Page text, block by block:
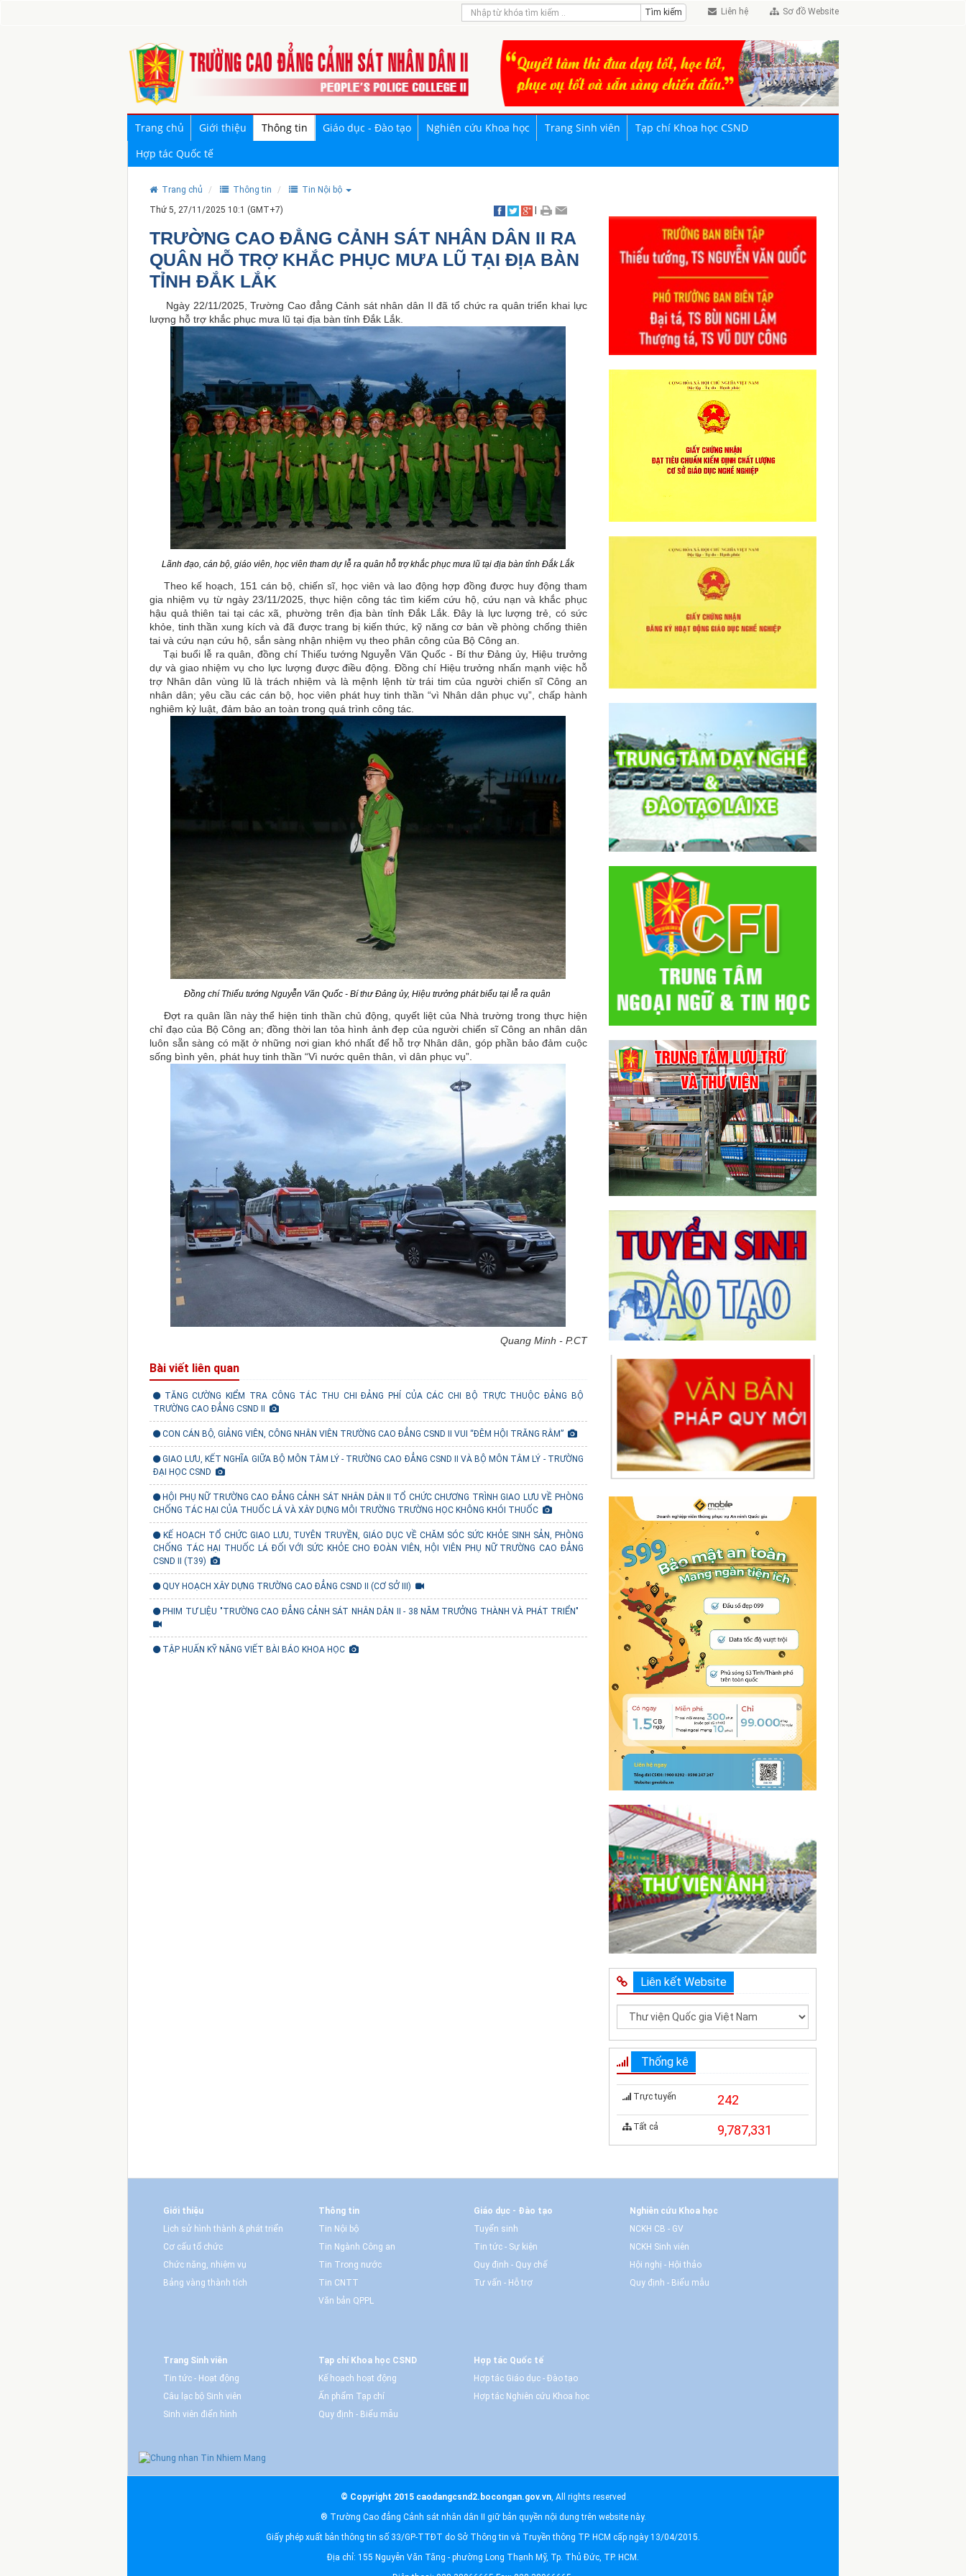
Liên hệ Sơ đồ Website
Trang chủ Giới thiệu Thông tin Giáo dục - Đào tạo Nghiên cứu Khoa học Trang Sinh viên
Tạp chí Khoa học CSND
Hợp tác Quốc tế
Trang chủ Thông tin
Tin Nội bộ
Thứ 5, 27/11/2025 10:1 (GMT+7)
TRƯỜNG CAO ĐẲNG CẢNH SÁT NHÂN DÂN II RA
QUÂN HỖ TRỢ KHẮC PHỤC MƯA LŨ TẠI ĐỊA BÀN
TỈNH ĐẮK LẮK
Ngày 22/11/2025, Trường Cao đẳng Cảnh sát nhân dân II đã tổ chức ra quân triển khai lực
lượng hỗ trợ khắc phục mưa lũ tại địa bàn tỉnh Đắk Lắk.
Lãnh đạo, cán bộ, giáo viên, học viên tham dự lễ ra quân hỗ trợ khắc phục mưa lũ tại địa bàn tỉnh Đắk Lắk
Theo kế hoạch, 151 cán bộ, chiến sĩ, học viên và lao động hợp đồng được huy động tham
gia nhiệm vụ từ ngày 23/11/2025, thực hiện công tác tìm kiếm cứu hộ, cứu nạn và khắc phục
hậu quả thiên tai tại các xã, phường trên địa bàn tỉnh Đắk Lắk. Đây là lực lượng trẻ, có sức
khỏe, tinh thần xung kích và đã được trang bị kiến thức, kỹ năng cơ bản về phòng chống thiên
tai và cứu nạn cứu hộ, sắn sàng nhận nhiệm vụ theo phân công của Bộ Công an.
Tại buổi lễ ra quân, đồng chí Thiếu tướng Nguyễn Văn Quốc - Bí thư Đảng ủy, Hiệu trưởng
dự và giao nhiệm vụ cho lực lượng được điều động. Đồng chí Hiệu trưởng nhấn mạnh việc hỗ
trợ Nhân dân vùng lũ là trách nhiệm và là mệnh lệnh từ trái tim của người chiến sĩ Công an
nhân dân; yêu cầu các cán bộ, học viên phát huy tinh thần “vì Nhân dân phục vụ”, chấp hành
nghiêm kỷ luật, đảm bảo an toàn trong quá trình công tác.
Đồng chí Thiếu tướng Nguyễn Văn Quốc - Bí thư Đảng ủy, Hiệu trưởng phát biểu tại lễ ra quân
Đợt ra quân lần này thể hiện tinh thần chủ động, quyết liệt của Nhà trường trong thực hiện
chỉ đạo của Bộ Công an; đồng thời lan tỏa hình ảnh đẹp của người chiến sĩ Công an nhân dân
luôn sẵn sàng có mặt ở những nơi gian khó nhất để hỗ trợ Nhân dân, góp phần bảo đảm cuộc
sống bình yên, phát huy tinh thần “Vì nước quên thân, vì dân phục vụ”.
Quang Minh - P.CT
Bài viết liên quan
TĂNG CƯỜNG KIỂM TRA CÔNG TÁC THU CHI ĐẢNG PHÍ CỦA CÁC CHI BỘ TRỰC THUỘC ĐẢNG BỘ
TRƯỜNG CAO ĐẲNG CSND II
CON CÁN BỘ, GIẢNG VIÊN, CÔNG NHÂN VIÊN TRƯỜNG CAO ĐẲNG CSND II VUI “ĐÊM HỘI TRĂNG RẰM”
GIAO LƯU, KẾT NGHĨA GIỮA BỘ MÔN TÂM LÝ - TRƯỜNG CAO ĐẲNG CSND II VÀ BỘ MÔN TÂM LÝ - TRƯỜNG
ĐẠI HỌC CSND
HỘI PHỤ NỮ TRƯỜNG CAO ĐẲNG CẢNH SÁT NHÂN DÂN II TỔ CHỨC CHƯƠNG TRÌNH GIAO LƯU VỀ PHÒNG
CHỐNG TÁC HẠI CỦA THUỐC LÁ VÀ XÂY DỰNG MÔI TRƯỜNG TRƯỜNG HỌC KHÔNG KHÓI THUỐC
KẾ HOẠCH TỔ CHỨC GIAO LƯU, TUYÊN TRUYỀN, GIÁO DỤC VỀ CHĂM SÓC SỨC KHỎE SINH SẢN, PHÒNG
CHỐNG TÁC HẠI THUỐC LÁ ĐỐI VỚI SỨC KHỎE CHO ĐOÀN VIÊN, HỘI VIÊN PHỤ NỮ TRƯỜNG CAO ĐẲNG
CSND II (T39)
QUY HOẠCH XÂY DỰNG TRƯỜNG CAO ĐẲNG CSND II (CƠ SỞ III)
PHIM TƯ LIỆU "TRƯỜNG CAO ĐẲNG CẢNH SÁT NHÂN DÂN II - 38 NĂM TRƯỞNG THÀNH VÀ PHÁT TRIỂN"
TẬP HUẤN KỸ NĂNG VIẾT BÀI BÁO KHOA HỌC
Liên kết Website
Thống kê
Trực tuyến 242
Tất cả 9,787,331
Giới thiệu
Lịch sử hình thành & phát triển
Cơ cấu tổ chức
Chức năng, nhiệm vụ
Bảng vàng thành tích
Thông tin
Tin Nội bộ
Tin Ngành Công an
Tin Trong nước
Tin CNTT
Văn bản QPPL
Giáo dục - Đào tạo
Tuyển sinh
Tin tức - Sự kiện
Quy định - Quy chế
Tư vấn - Hỗ trợ
Nghiên cứu Khoa học
NCKH CB - GV
NCKH Sinh viên
Hội nghị - Hội thảo
Quy định - Biểu mẫu
Trang Sinh viên
Tin tức - Hoạt động
Câu lạc bộ Sinh viên
Sinh viên điển hình
Tạp chí Khoa học CSND
Kế hoạch hoạt động
Ấn phẩm Tạp chí
Quy định - Biểu mẫu
Hợp tác Quốc tế
Hợp tác Giáo dục - Đào tạo
Hợp tác Nghiên cứu Khoa học
© Copyright 2015 caodangcsnd2.bocongan.gov.vn, All rights reserved
® Trường Cao đẳng Cảnh sát nhân dân II giữ bản quyền nội dung trên website này.
Giấy phép xuất bản thông tin số 33/GP-TTĐT do Sở Thông tin và Truyền thông TP. HCM cấp ngày 13/04/2015.
Địa chỉ: 155 Nguyễn Văn Tăng - phường Long Thạnh Mỹ, Tp. Thủ Đức, TP. HCM.